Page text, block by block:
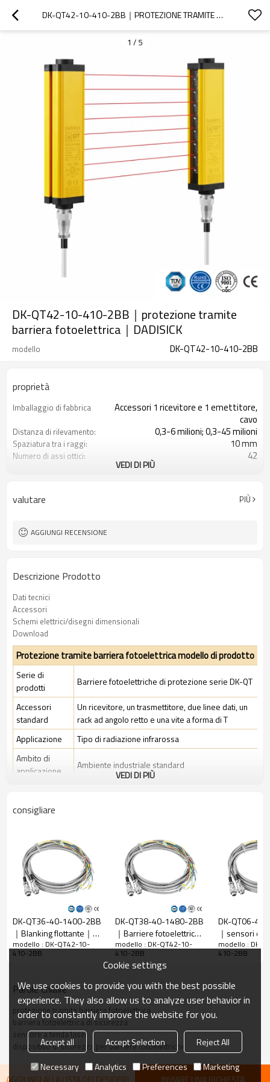
DK-QT42-10-410-2BB｜PROTEZIONE TRAMITE BARRIERA FOTOELETTRICA｜DADISICK
1 / 5
DK-QT42-10-410-2BB｜protezione tramite
barriera fotoelettrica｜DADISICK
modello DK-QT42-10-410-2BB
proprietà
Imballaggio di fabbrica
Accessori 1 ricevitore e 1 emettitore,
cavo
Distanza di rilevamento: 0,3-6 milioni; 0,3-45 milioni
Spaziatura tra i raggi: 10 mm
Numero di assi ottici: 42
Spina di interfaccia Dotato di connettore M16
Certificazione:
VEDI DI PIÙ
valutare PIÙ
AGGIUNGI RECENSIONE
Descrizione Prodotto
Dati tecnici
Accessori
Schemi elettrici/disegni dimensionali
Download
Protezione tramite barriera fotoelettrica modello di prodotto
Serie di
prodotti
Barriere fotoelettriche di protezione serie DK-QT
Accessori
standard
Un ricevitore, un trasmettitore, due linee dati, un
rack ad angolo retto e una vite a forma di T
Applicazione
Tipo di radiazione infrarossa
Ambito di
applicazione
Ambiente industriale standard
Rapporto di
Controlla la
precisione
18 mm
Numero di
raggi
42
protezione
410mm
La dimensione
complessiva
51mm*35mm*L, L è la lunghezza dell'emettitore e
del ricevitore.
rilevamento
30-6000 mm; 30-45000 mm
Tempo di
risposta
≤15 ms
Dati meccanici
Materiale
dell'alloggiamentoMetallo
VEDI DI PIÙ
consigliare
DK-QT36-40-1400-2BB
｜Blanking flottante｜
DADISICK
modello : DK-QT42-10-
410-2BB
DK-QT38-40-1480-2BB
｜Barriere fotoelettriche
｜DADISICK
modello : DK-QT42-10-
410-2BB
DK-QT06-
｜sensori di
per macchine
modello : DK-
410-2BB
Parole Chiave
protezione tramite barriera fotoelettrica
barriera fotoelettrica di sicurezza
sensore a tenda laser
dispositivo di sicurezza per barriere fotoelettriche
AGGIUNGI ALLA LISTA DEI DESIDERI INVIARE UNA RICHIESTA
Cookie settings
We use cookies to provide you with the best possible
experience. They also allow us to analyze user behavior in
order to constantly improve the website for you.
Accept all Accept Selection
Reject All
Necessary
Analytics Preferences Marketing